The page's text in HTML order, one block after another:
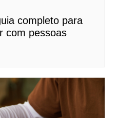
completo para
com pessoas